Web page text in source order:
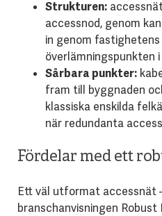
Strukturen:
accessnod, genom
in genom
överlämningspunkten
Sårbara punkter:
fram till byggnaden
klassiska enskilda
när redundanta
Fördelar med ett
Ett väl utformat accessnät
branschanvisningen